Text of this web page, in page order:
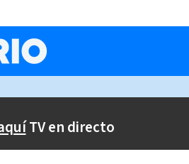
TV en directo